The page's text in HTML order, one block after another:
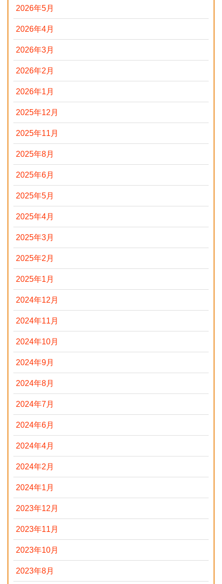
2026年5月
2026年4月
2026年3月
2026年2月
2026年1月
2025年12月
2025年11月
2025年8月
2025年6月
2025年5月
2025年4月
2025年3月
2025年2月
2025年1月
2024年12月
2024年11月
2024年10月
2024年9月
2024年8月
2024年7月
2024年6月
2024年4月
2024年2月
2024年1月
2023年12月
2023年11月
2023年10月
2023年8月